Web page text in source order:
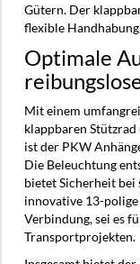
Gütern. Der
flexible
Optimale
Mit einem
klappbaren
ist der PKW
Die Beleuchtung
bietet Sicherheit
innovative 13-
Verbindung, sei es
Transportprojekten.